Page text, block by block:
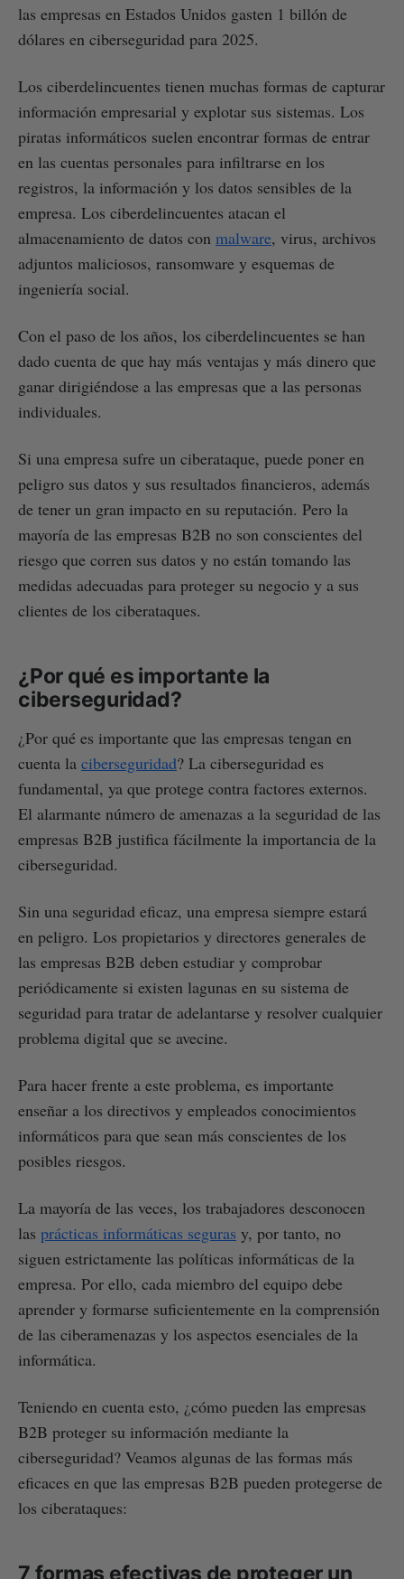
las empresas en Estados Unidos gasten 1 billón de
dólares en ciberseguridad para 2025.
Los ciberdelincuentes tienen muchas formas de capturar
información empresarial y explotar sus sistemas. Los
piratas informáticos suelen encontrar formas de entrar
en las cuentas personales para infiltrarse en los
registros, la información y los datos sensibles de la
empresa. Los ciberdelincuentes atacan el
almacenamiento de datos con malware, virus, archivos
adjuntos maliciosos, ransomware y esquemas de
ingeniería social.
Con el paso de los años, los ciberdelincuentes se han
dado cuenta de que hay más ventajas y más dinero que
ganar dirigiéndose a las empresas que a las personas
individuales.
Si una empresa sufre un ciberataque, puede poner en
peligro sus datos y sus resultados financieros, además
de tener un gran impacto en su reputación. Pero la
mayoría de las empresas B2B no son conscientes del
riesgo que corren sus datos y no están tomando las
medidas adecuadas para proteger su negocio y a sus
clientes de los ciberataques.
¿Por qué es importante la
ciberseguridad?
¿Por qué es importante que las empresas tengan en
cuenta la ciberseguridad? La ciberseguridad es
fundamental, ya que protege contra factores externos.
El alarmante número de amenazas a la seguridad de las
empresas B2B justifica fácilmente la importancia de la
ciberseguridad.
Sin una seguridad eficaz, una empresa siempre estará
en peligro. Los propietarios y directores generales de
las empresas B2B deben estudiar y comprobar
periódicamente si existen lagunas en su sistema de
seguridad para tratar de adelantarse y resolver cualquier
problema digital que se avecine.
Para hacer frente a este problema, es importante
enseñar a los directivos y empleados conocimientos
informáticos para que sean más conscientes de los
posibles riesgos.
La mayoría de las veces, los trabajadores desconocen
las prácticas informáticas seguras y, por tanto, no
siguen estrictamente las políticas informáticas de la
empresa. Por ello, cada miembro del equipo debe
aprender y formarse suficientemente en la comprensión
de las ciberamenazas y los aspectos esenciales de la
informática.
Teniendo en cuenta esto, ¿cómo pueden las empresas
B2B proteger su información mediante la
ciberseguridad? Veamos algunas de las formas más
eficaces en que las empresas B2B pueden protegerse de
los ciberataques:
7 formas efectivas de proteger un